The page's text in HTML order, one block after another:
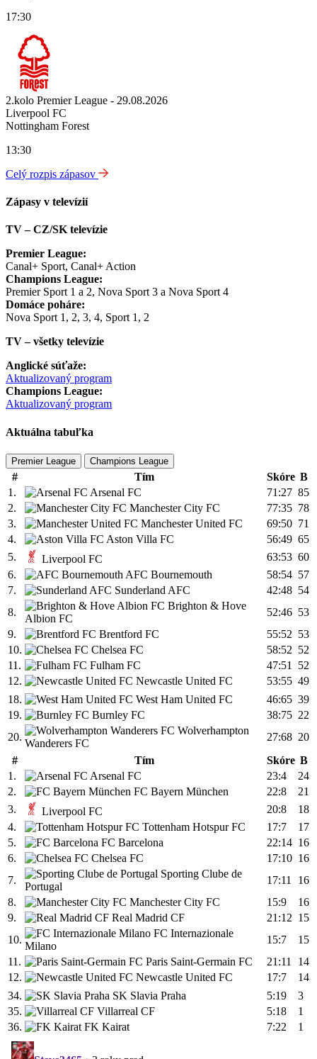
17:30
2.kolo Premier League - 29.08.2026
Liverpool FC
Nottingham Forest
13:30
Celý rozpis zápasov
Zápasy v televízií
TV – CZ/SK televízie
Premier League:
Canal+ Sport, Canal+ Action
Champions League:
Premier Sport 1 a 2, Nova Sport 3 a Nova Sport 4
Domáce poháre:
Nova Sport 1, 2, 3, 4, Sport 1, 2
TV – všetky televízie
Anglické súťaže:
Aktualizovaný program
Champions League:
Aktualizovaný program
Aktuálna tabuľka
Premier League Champions League
# Tím Skóre B
1.
Arsenal FC 71:27 85
2.
Manchester City FC 77:35 78
3.
Manchester United FC 69:50 71
4.
Aston Villa FC 56:49 65
5.
Liverpool FC 63:53 60
6.
AFC Bournemouth 58:54 57
7.
Sunderland AFC 42:48 54
8.
Brighton & Hove
Albion FC
52:46 53
9.
Brentford FC 55:52 53
10.
Chelsea FC 58:52 52
11.
Fulham FC 47:51
52
12.
Newcastle United FC 53:55 49
18.
West Ham United FC 46:65 39
19.
Burnley FC 38:75 22
20.
Wolverhampton
Wanderers FC
27:68 20
#
Tím Skóre B
1.
Arsenal FC 23:4
24
2.
FC Bayern München 22:8
21
3.
Liverpool FC 20:8
18
4.
Tottenham Hotspur FC 17:7
17
5.
FC Barcelona 22:14 16
6.
Chelsea FC 17:10 16
7.
Sporting Clube de
Portugal
17:11
16
8.
Manchester City FC 15:9
16
9.
Real Madrid CF 21:12 15
10.
FC Internazionale
Milano
15:7
15
11.
Paris Saint-Germain FC 21:11
14
12.
Newcastle United FC 17:7
14
34.
SK Slavia Praha 5:19
3
35.
Villarreal CF 5:18
1
36.
FK Kairat 7:22 1